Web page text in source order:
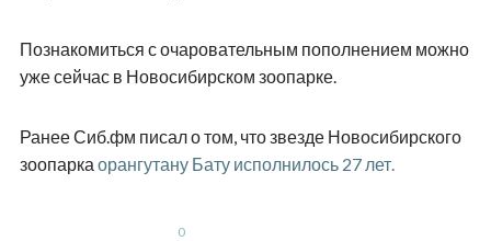
Познакомиться с очаровательным пополнением можно
уже сейчас в Новосибирском зоопарке.
Ранее Сиб.фм писал о том, что звезде Новосибирского
зоопарка орангутану Бату исполнилось 27 лет.
0